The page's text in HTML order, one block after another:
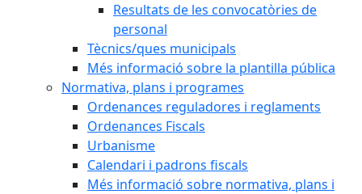
Resultats de les convocatòries de
personal
Tècnics/ques municipals
Més informació sobre la plantilla pública
Normativa, plans i programes
Ordenances reguladores i reglaments
Ordenances Fiscals
Urbanisme
Calendari i padrons fiscals
Més informació sobre normativa, plans i